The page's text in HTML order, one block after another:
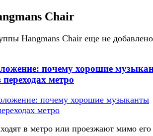
Chair
Hangmans Chair еще не добавлено
почему хорошие
метро
в метро или проезжают мимо его